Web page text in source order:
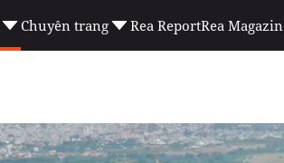
Chuyên trang Rea ReportRea